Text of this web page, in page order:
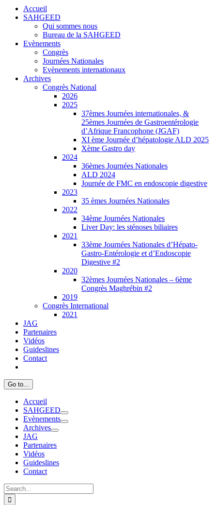
Accueil
SAHGEED
Qui sommes nous
Bureau de la SAHGEED
Evènements
Congrès
Journées Nationales
Evènements internationaux
Archives
Congrès National
2026
2025
37èmes Journées internationales, &
25èmes Journées de Gastroentérologie
d’Afrique Francophone (JGAF)
XI ème Journée d’hépatologie ALD 2025
Xème Gastro day
2024
36èmes Journées Nationales
ALD 2024
Journée de FMC en endoscopie digestive
2023
35 èmes Journées Nationales
2022
34ème Journées Nationales
Liver Day: les sténoses biliaires
2021
33ème Journées Nationales d’Hépato-
Gastro-Entérologie et d’Endoscopie
Digestive #2
2020
32èmes Journées Nationales – 6ème
Congrès Maghrébin #2
2019
Congrès International
2021
JAG
Partenaires
Vidéos
Guideslines
Contact
Go to...
Accueil
SAHGEED
Evènements
Archives
JAG
Partenaires
Vidéos
Guideslines
Contact
Search
for: